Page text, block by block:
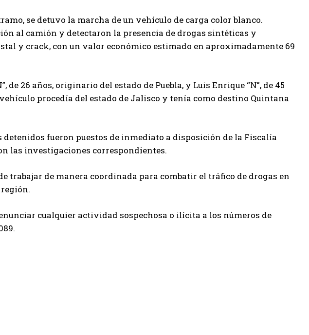
se detuvo la marcha de un vehículo de carga color blanco.
al camión y detectaron la presencia de drogas sintéticas y
y crack, con un valor económico estimado en aproximadamente 69
de 26 años, originario del estado de Puebla, y Luis Enrique “N”, de 45
procedía del estado de Jalisco y tenía como destino Quintana
fueron puestos de inmediato a disposición de la Fiscalía
las investigaciones correspondientes.
trabajar de manera coordinada para combatir el tráfico de drogas en
cualquier actividad sospechosa o ilícita a los números de